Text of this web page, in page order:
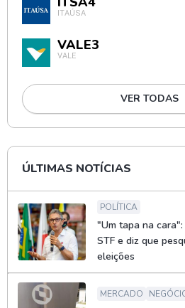
ITAÚSA
VALE3
VALE
VER TODAS
ÚLTIMAS NOTÍCIAS
POLÍTICA
"Um tapa na
STF e diz que
eleições
MERCADO